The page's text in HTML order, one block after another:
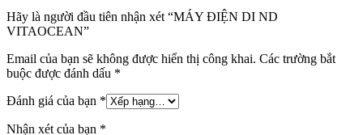
Hãy là người đầu tiên nhận xét “MÁY ĐIỆN DI ND
VITAOCEAN”
Email của bạn sẽ không được hiển thị công khai. Các trường bắt
buộc được đánh dấu *
Đánh giá của bạn *
Nhận xét của bạn *